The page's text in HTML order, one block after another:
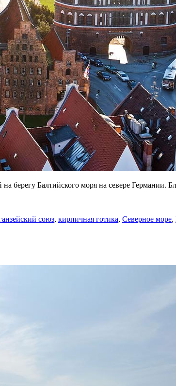
берегу Балтийского моря на севере
союз, кирпичная готика, Северное море,